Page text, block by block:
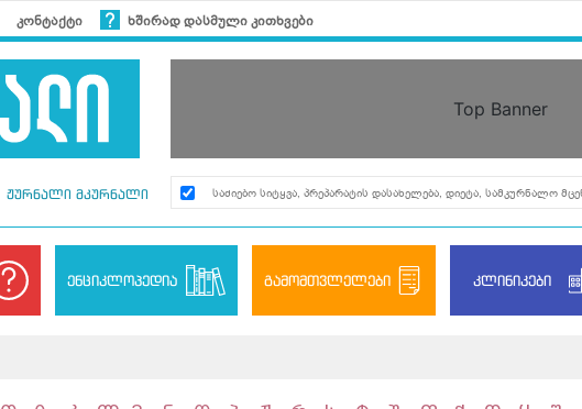
კონტაქტი ხშირად დასმული კითხვები
Top Banner
ჟურნალი მკურნალი
ენციკლოპედია გამომთვლელები კლინიკები